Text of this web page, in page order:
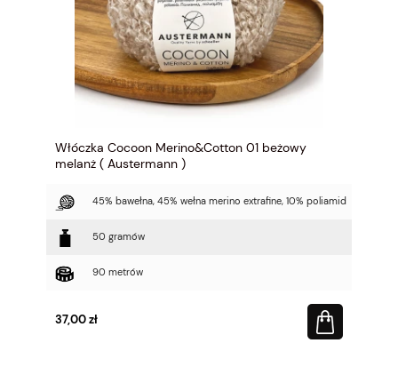
Włóczka Cocoon Merino&Cotton 01 beżowy
melanż ( Austermann )
45% bawełna, 45% wełna merino extrafine, 10% poliamid
50 gramów
90 metrów
37,00 zł